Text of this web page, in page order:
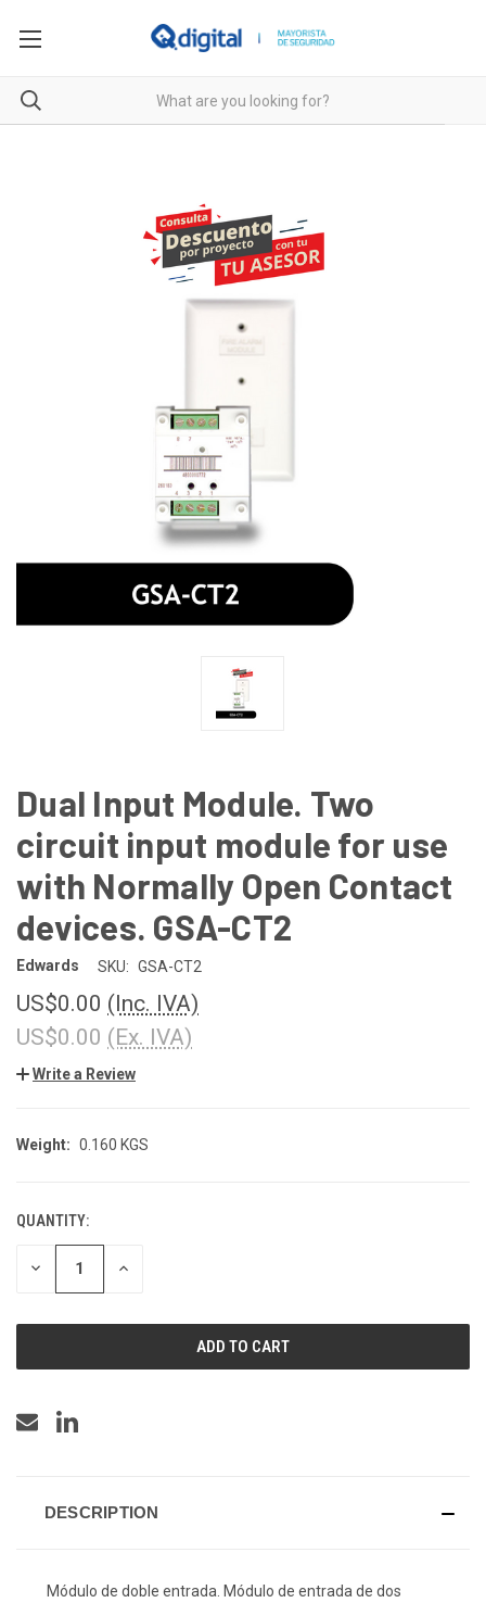
Dual Input Module. Two
circuit input module for use
with Normally Open Contact
devices. GSA-CT2
Edwards SKU: GSA-CT2
US$0.00 (Inc. IVA)
US$0.00 (Ex. IVA)
Write a Review
Weight: 0.160 KGS
CURRENT
STOCK:
QUANTITY:
DECREASE INCREASE
DESCRIPTION
Módulo de doble entrada. Módulo de entrada de dos